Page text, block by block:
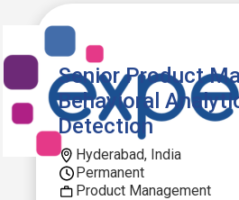
Senior Product
Behavioral
Detection
Hyderabad, India
Permanent
Product Management